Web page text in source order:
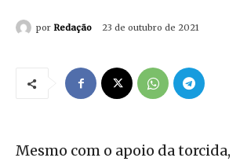
por Redação 23 de outubro de 2021
Mesmo com o apoio da torcida,